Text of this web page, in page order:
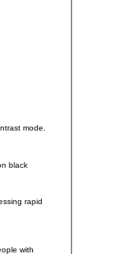
mode.
black
rapid
with